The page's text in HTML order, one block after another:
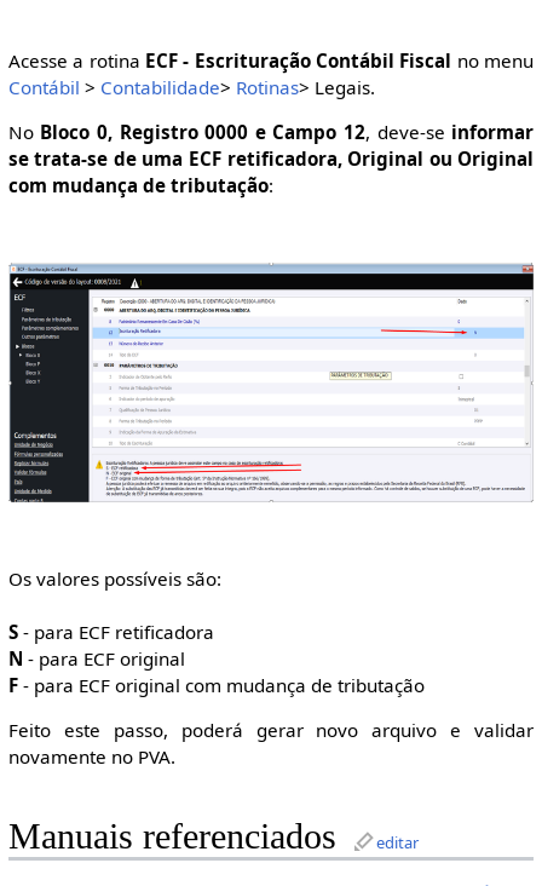
Acesse a rotina ECF - Escrituração Contábil Fiscal no menu
Contábil > Contabilidade> Rotinas> Legais.
No Bloco 0, Registro 0000 e Campo 12, deve-se informar
se trata-se de uma ECF retificadora, Original ou Original
com mudança de tributação:
Os valores possíveis são:
S- para ECF retificadora
N - para ECF original
F- para ECF original com mudança de tributação
Feito este passo, poderá gerar novo arquivo e validar
novamente no PVA.
Manuais referenciados editar